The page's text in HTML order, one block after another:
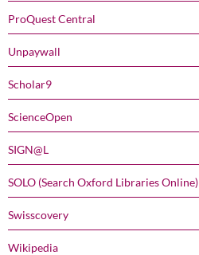
ProQuest Central
Unpaywall
Scholar9
ScienceOpen
SIGN@L
SOLO (Search Oxford Libraries Online)
Swisscovery
Wikipedia